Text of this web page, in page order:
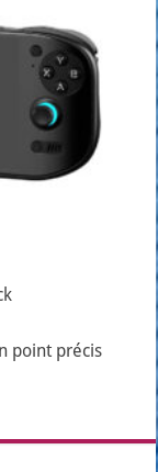
point précis